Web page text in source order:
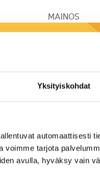
Yksityiskohdat
automaattisesti
tarjota
avulla, hyväksy vain
MAINOS